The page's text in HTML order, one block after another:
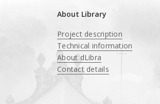
About Library
Project description
Technical information
About dLibra
Contact details